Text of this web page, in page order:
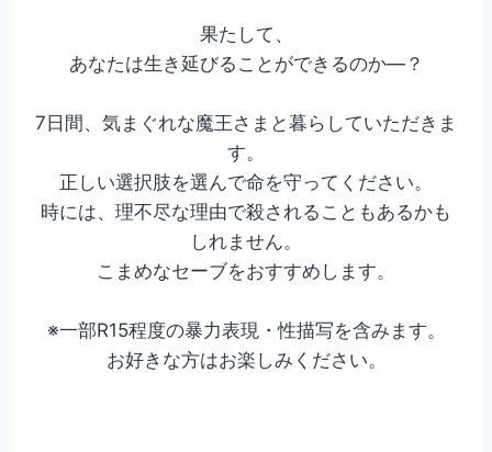
果たして、
あなたは生き延びることができるのか―？
7日間、気まぐれな魔王さまと暮らしていただきま
す。
正しい選択肢を選んで命を守ってください。
時には、理不尽な理由で殺されることもあるかも
しれません。
こまめなセーブをおすすめします。
※一部R15程度の暴力表現・性描写を含みます。
お好きな方はお楽しみください。